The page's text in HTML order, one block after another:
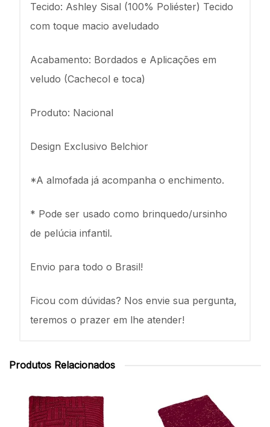
Tecido: Ashley Sisal (100% Poliéster) Tecido
com toque macio aveludado
Acabamento: Bordados e Aplicações em
veludo (Cachecol e toca)
Produto: Nacional
Design Exclusivo Belchior
*A almofada já acompanha o enchimento.
* Pode ser usado como brinquedo/ursinho
de pelúcia infantil.
Envio para todo o Brasil!
Ficou com dúvidas? Nos envie sua pergunta,
teremos o prazer em lhe atender!
Produtos Relacionados